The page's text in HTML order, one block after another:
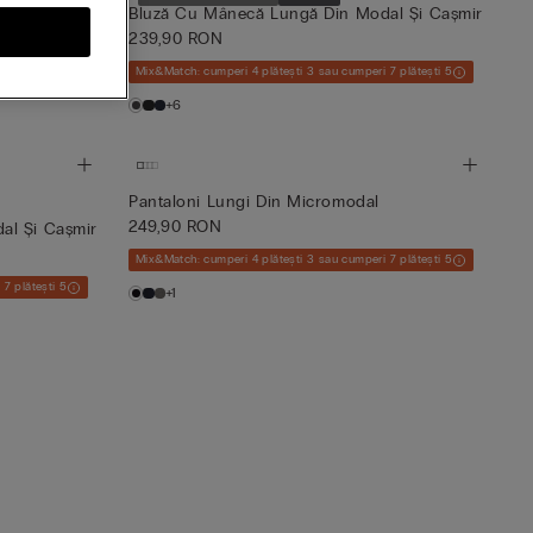
Și Cașmir
Bluză Cu Mânecă Lungă Din Modal Și Cașmir
239,90 RON
Mix&Match: cumperi 4 plătești 3 sau cumperi 7 plătești 5
+6
Și Cașmir
7 plătești 5
Pantaloni Lungi Din Micromodal
249,90 RON
Mix&Match: cumperi 4 plătești 3 sau cumperi 7 plătești 5
+1